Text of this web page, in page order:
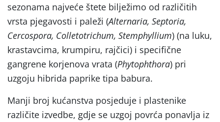
sezonama najveće štete bilježimo od različitih
vrsta pjegavosti i paleži (Alternaria, Septoria,
Cercospora, Colletotrichum, Stemphyllium) (na luku,
krastavcima, krumpiru, rajčici) i specifične
gangrene korjenova vrata (Phytophthora) pri
uzgoju hibrida paprike tipa babura.
Manji broj kućanstva posjeduje i plastenike
različite izvedbe, gdje se uzgoj povrća ponavlja iz